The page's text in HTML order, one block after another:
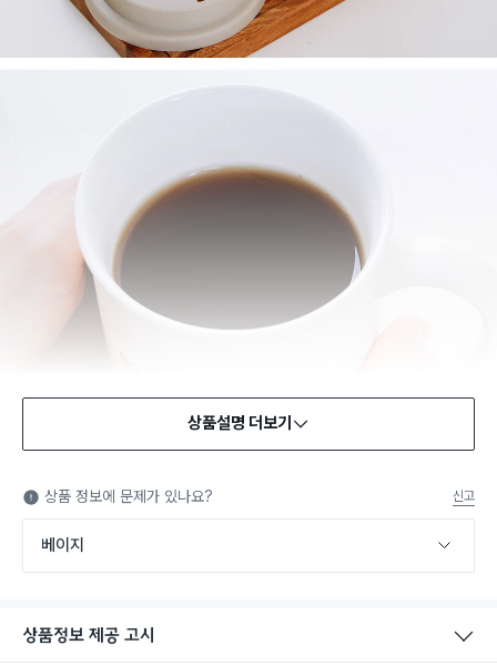
식품용 기구: 식품위생법에서 정한 규격에 따라 제조되어 식품 또
는 식품첨가물에 사용할 수 있는 식품용기구라는 표시입니다.
상품설명 더보기
상품 정보에 문제가 있나요? 신고
베이지
상품정보 제공 고시